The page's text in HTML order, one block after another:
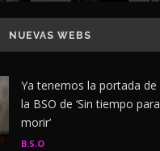
NUEVAS WEBS
Ya tenemos la portada de
la BSO de ‘Sin tiempo para
morir’
B.S.O